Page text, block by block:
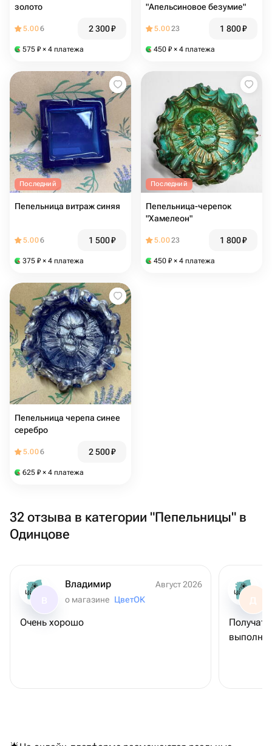
золото
5.006 2 300₽
575 ₽ × 4 платежа
"Апельсиновое безумие"
5.0023 1 800₽
450 ₽ × 4 платежа
Последний
Пепельница витраж синяя
5.006 1 500₽
375 ₽ × 4 платежа
Последний
Пепельница-черепок
"Хамелеон"
5.0023 1 800₽
450 ₽ × 4 платежа
Пепельница черепа синее
серебро
5.006 2 500₽
625 ₽ × 4 платежа
32 отзыва в категории "Пепельницы" в
Одинцове
Владимир
Август 2026
о магазине ЦветОК
Очень хорошо
Д